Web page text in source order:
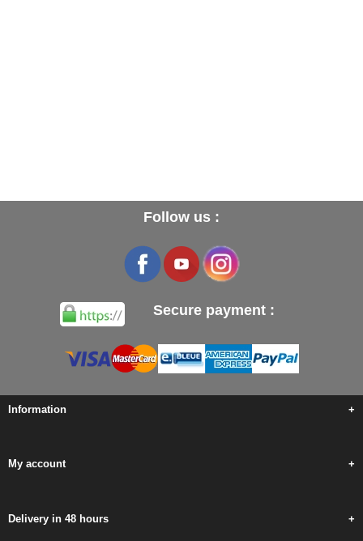
Follow us :
Secure payment :
Information +
My account +
Delivery in 48 hours +